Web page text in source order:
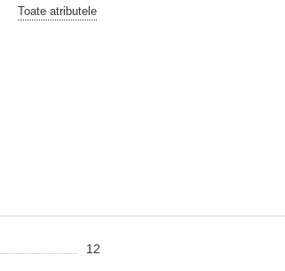
Toate atributele
12